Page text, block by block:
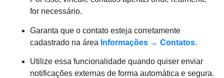
for necessário.
Garanta que o contato esteja corretamente
cadastrado na área Informações → Contatos.
Utilize essa funcionalidade quando quiser enviar
notificações externas de forma automática e segura.